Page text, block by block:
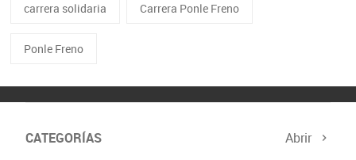
carrera solidaria Carrera Ponle Freno
Ponle Freno
CATEGORÍAS Abrir